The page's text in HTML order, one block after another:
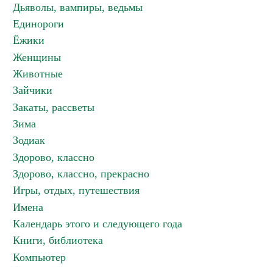
Дьяволы, вампиры, ведьмы
Единороги
Ёжики
Женщины
Животные
Зайчики
Закаты, рассветы
Зима
Зодиак
Здорово, классно
Здорово, классно, прекрасно
Игры, отдых, путешествия
Имена
Календарь этого и следующего года
Книги, библиотека
Компьютер